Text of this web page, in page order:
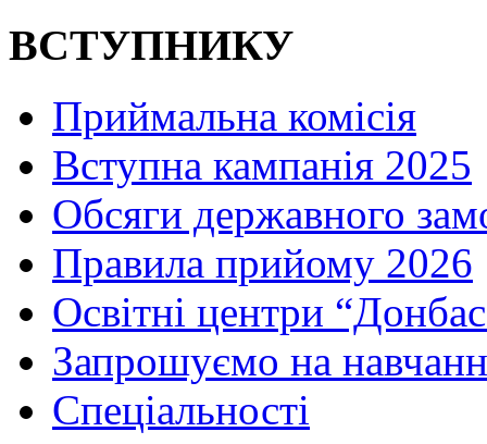
ВСТУПНИКУ
Приймальна комісія
Вступна кампанія 2025
Обсяги державного
Правила прийому 2026
Освітні центри
Запрошуємо на
Спеціальності